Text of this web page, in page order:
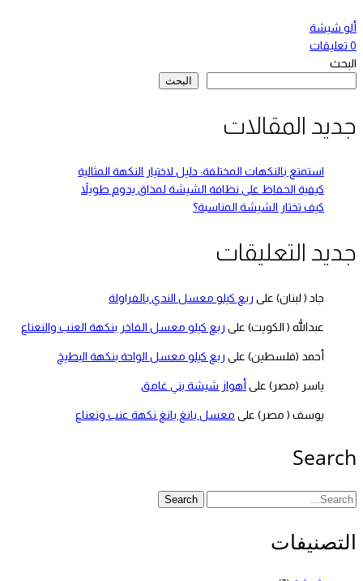
ألو شيشة
0 تعليقات
البحث
البحث
جديد المقالات
استمتع بالنكهات المختلفة: دليل لاختيار النكهة المثالية
كيفية الحفاظ على نظافة الشيشة لمذاق يدوم طويلاً
كيف تختار الشيشة المناسبة؟
جديد التعليقات
جاد ( لبنان) على ربع كيلو معسل الندي بالفراولة
عبدالله ( الكويت) على ربع كيلو معسل الفاخر بنكهة العنب والنعناع
أحمد (فلسطين) على ربع كيلو معسل الواحة بنكهة البطيخ
ياسر (مصر) علىأهواز شيشة بني غامق
يوسف ( مصر) على معسل بانغ بانغ نكهة عنب ونعناع
Search
Search
التصنيفات